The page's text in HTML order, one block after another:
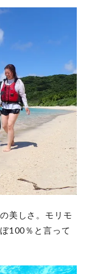
美しさ。モリモ
100％と言って